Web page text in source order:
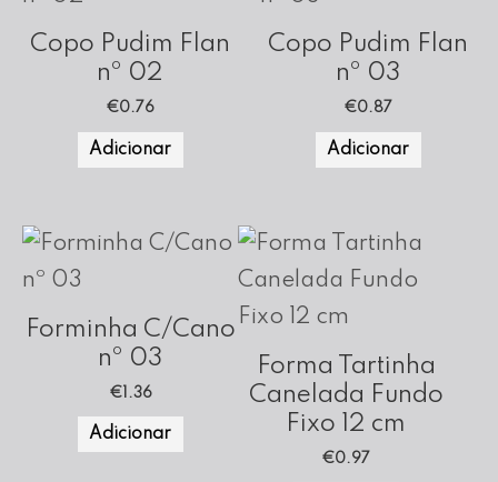
Copo Pudim Flan
nº 02
€0.76
Adicionar
Copo Pudim Flan
nº 03
€0.87
Adicionar
Forminha C/Cano
nº 03
€1.36
Adicionar
Forma Tartinha
Canelada Fundo
Fixo 12 cm
€0.97